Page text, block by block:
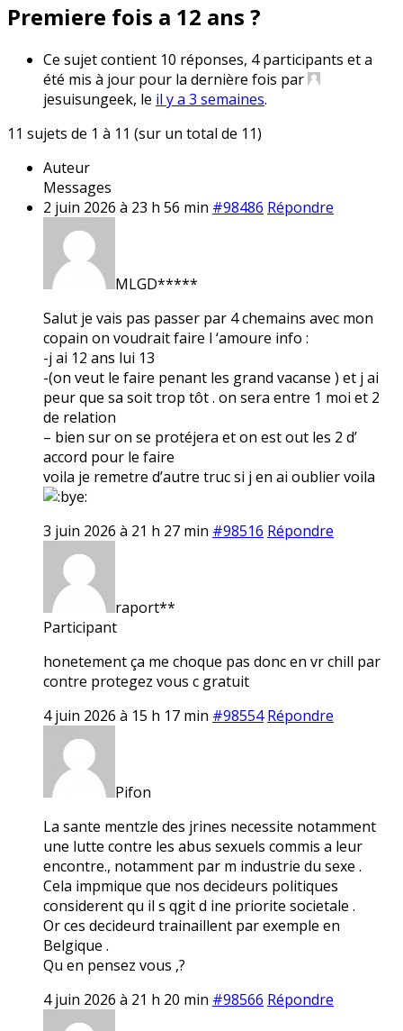
Premiere fois a 12 ans ?
Ce sujet contient 10 réponses, 4 participants et a
été mis à jour pour la dernière fois par
jesuisungeek, le il y a 3 semaines.
11 sujets de 1 à 11 (sur un total de 11)
Auteur
Messages
2 juin 2026 à 23 h 56 min #98486 Répondre
MLGD*****
Salut je vais pas passer par 4 chemains avec mon
copain on voudrait faire l ‘amoure info :
-j ai 12 ans lui 13
-(on veut le faire penant les grand vacanse ) et j ai
peur que sa soit trop tôt . on sera entre 1 moi et 2
de relation
– bien sur on se protéjera et on est out les 2 d’
accord pour le faire
voila je remetre d’autre truc si j en ai oublier voila
3 juin 2026 à 21 h 27 min #98516 Répondre
raport**
Participant
honetement ça me choque pas donc en vr chill par
contre protegez vous c gratuit
4 juin 2026 à 15 h 17 min #98554 Répondre
Pifon
La sante mentzle des jrines necessite notamment
une lutte contre les abus sexuels commis a leur
encontre., notamment par m industrie du sexe .
Cela impmique que nos decideurs politiques
considerent qu il s qgit d ine priorite societale .
Or ces decideurd trainaillent par exemple en
Belgique .
Qu en pensez vous ,?
4 juin 2026 à 21 h 20 min #98566 Répondre